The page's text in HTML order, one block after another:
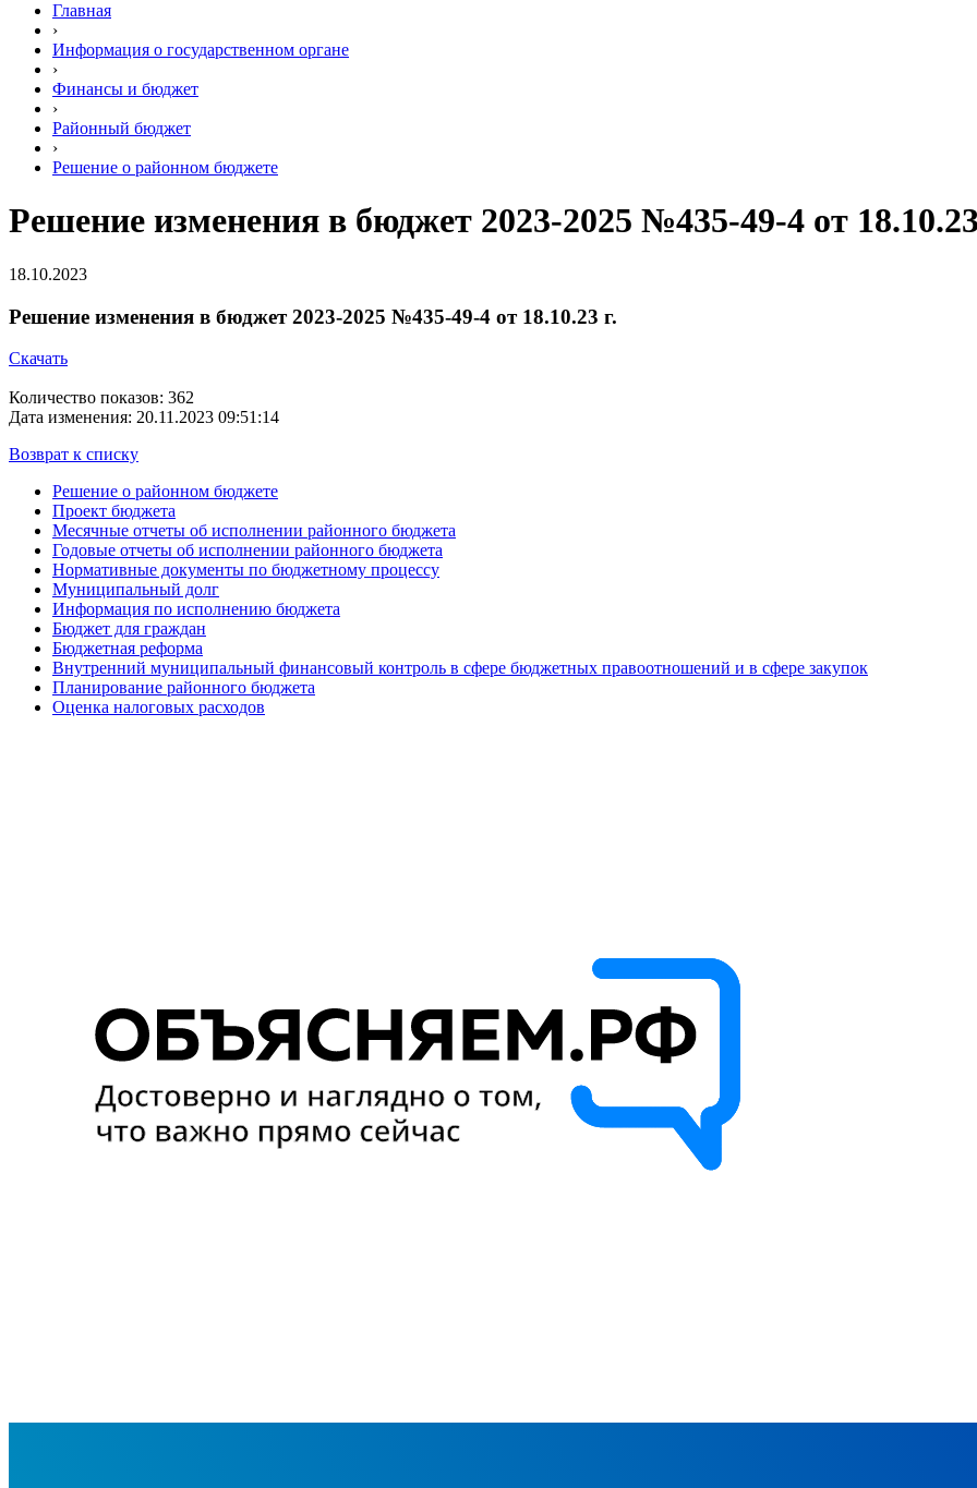
Главная
›
Информация о государственном органе
›
Финансы и бюджет
›
Районный бюджет
›
Решение о районном бюджете
Решение изменения в бюджет 2023-2025 №435-49-4 от
18.10.2023
Решение изменения в бюджет 2023-2025 №435-49-4 от 18.10.23 г.
Скачать
Количество показов: 362
Дата изменения: 20.11.2023 09:51:14
Возврат к списку
Решение о районном бюджете
Проект бюджета
Месячные отчеты об исполнении районного бюджета
Годовые отчеты об исполнении районного бюджета
Нормативные документы по бюджетному процессу
Муниципальный долг
Информация по исполнению бюджета
Бюджет для граждан
Бюджетная реформа
Внутренний муниципальный финансовый контроль в сфере бюджетных правоотношений и в сфере закупок
Планирование районного бюджета
Оценка налоговых расходов